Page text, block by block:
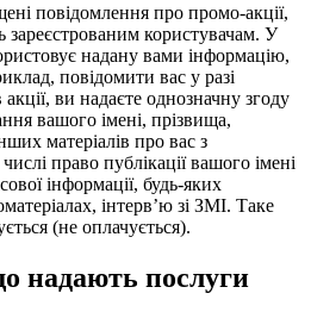
повідомлення про промо-акції,
зареєстрованим користувачам. У
надану вами інформацію,
повідомити вас у разі
ви надаєте однозначну згоду
вашого імені, прізвища,
матеріалів про вас з
право публікації вашого імені
інформації, будь-яких
інтерв’ю зі ЗМІ. Таке
(не оплачується).
надають послуги